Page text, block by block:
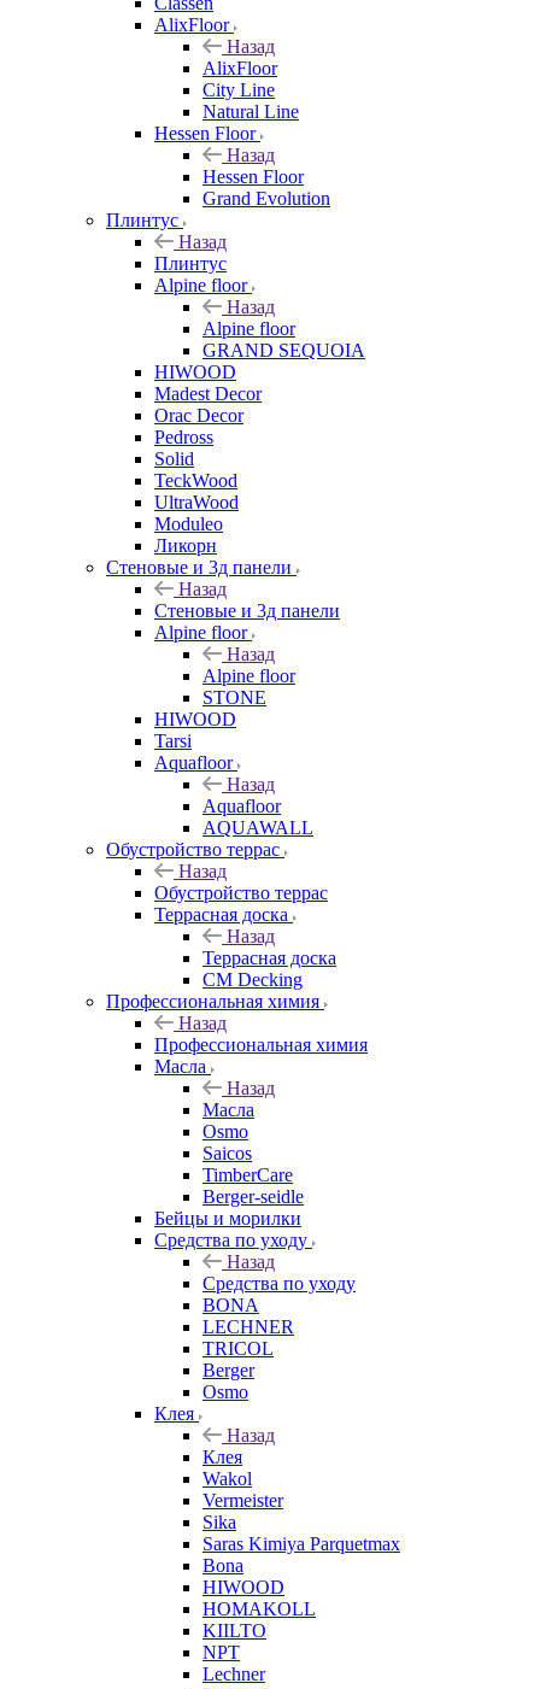
AlixFloor
Назад
AlixFloor
City Line
Natural Line
Hessen Floor
Назад
Hessen Floor
Grand Evolution
Плинтус
Назад
Плинтус
Alpine floor
Назад
Alpine floor
GRAND SEQUOIA
HIWOOD
Madest Decor
Orac Decor
Pedross
Solid
TeckWood
UltraWood
Moduleo
Ликорн
Стеновые и 3д панели
Назад
Стеновые и 3д панели
Alpine floor
Назад
Alpine floor
STONE
HIWOOD
Tarsi
Aquafloor
Назад
Aquafloor
AQUAWALL
Обустройство террас
Назад
Обустройство террас
Террасная доска
Назад
Террасная доска
CM Decking
Профессиональная химия
Назад
Профессиональная химия
Масла
Назад
Масла
Osmo
Saicos
TimberCare
Berger-seidle
Бейцы и морилки
Средства по уходу
Назад
Средства по уходу
BONA
LECHNER
TRICOL
Berger
Osmo
Клея
Назад
Клея
Wakol
Vermeister
Sika
Saras Kimiya Parquetmax
Bona
HIWOOD
HOMAKOLL
KIILTO
NPT
Lechner